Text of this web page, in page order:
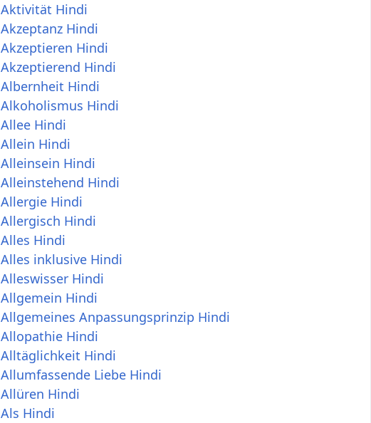
Aktivität Hindi
Akzeptanz Hindi
Akzeptieren Hindi
Akzeptierend Hindi
Albernheit Hindi
Alkoholismus Hindi
Allee Hindi
Allein Hindi
Alleinsein Hindi
Alleinstehend Hindi
Allergie Hindi
Allergisch Hindi
Alles Hindi
Alles inklusive Hindi
Alleswisser Hindi
Allgemein Hindi
Allgemeines Anpassungsprinzip Hindi
Allopathie Hindi
Alltäglichkeit Hindi
Allumfassende Liebe Hindi
Allüren Hindi
Als Hindi